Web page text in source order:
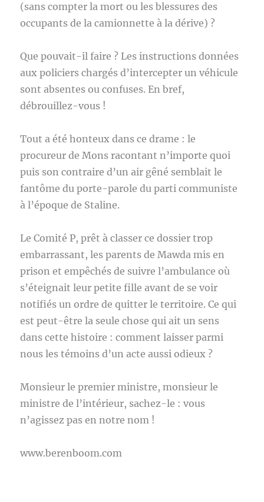
(sans compter la mort ou les blessures des
occupants de la camionnette à la dérive) ?
Que pouvait-il faire ? Les instructions données
aux policiers chargés d’intercepter un véhicule
sont absentes ou confuses. En bref,
débrouillez-vous !
Tout a été honteux dans ce drame : le
procureur de Mons racontant n’importe quoi
puis son contraire d’un air gêné semblait le
fantôme du porte-parole du parti communiste
à l’époque de Staline.
Le Comité P, prêt à classer ce dossier trop
embarrassant, les parents de Mawda mis en
prison et empêchés de suivre l’ambulance où
s’éteignait leur petite fille avant de se voir
notifiés un ordre de quitter le territoire. Ce qui
est peut-être la seule chose qui ait un sens
dans cette histoire : comment laisser parmi
nous les témoins d’un acte aussi odieux ?
Monsieur le premier ministre, monsieur le
ministre de l’intérieur, sachez-le : vous
n’agissez pas en notre nom !
www.berenboom.com